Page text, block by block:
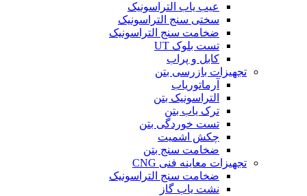
عیب یاب التراسونیک
سختی سنج التراسونیک
ضخامت سنج التراسونیک
تست بلوک UT
کابل و پراب
تجهیزات بازرسی بتن
آرماتوریاب
التراسونیک بتن
ترک یاب بتن
تست خوردگی بتن
چکش اشمیت
ضخامت سنج بتن
تجهیزات معاینه فنی CNG
ضخامت سنج التراسونیک
نشت یاب گاز